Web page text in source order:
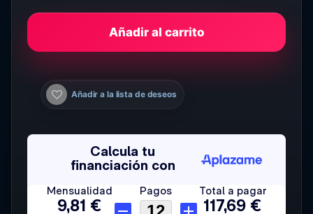
Añadir al carrito
Añadir a la lista de deseos